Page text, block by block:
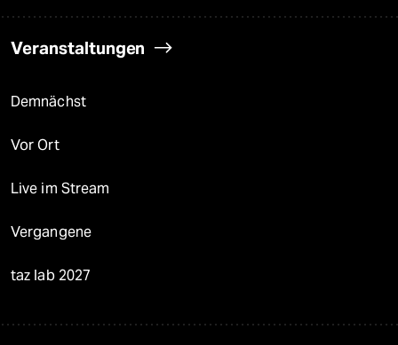
Veranstaltungen
Demnächst
Vor Ort
Live im Stream
Vergangene
taz lab 2027